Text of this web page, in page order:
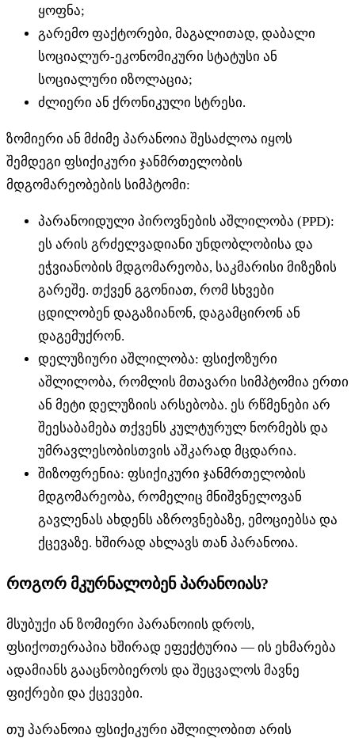
ყოფნა;
გარემო ფაქტორები, მაგალითად, დაბალი
სოციალურ-ეკონომიკური სტატუსი ან
სოციალური იზოლაცია;
ძლიერი ან ქრონიკული სტრესი.
ზომიერი ან მძიმე პარანოია შესაძლოა იყოს
შემდეგი ფსიქიკური ჯანმრთელობის
მდგომარეობების სიმპტომი:
პარანოიდული პიროვნების აშლილობა (PPD):
ეს არის გრძელვადიანი უნდობლობისა და
ეჭვიანობის მდგომარეობა, საკმარისი მიზეზის
გარეშე. თქვენ გგონიათ, რომ სხვები
ცდილობენ დაგაზიანონ, დაგამცირონ ან
დაგემუქრონ.
დელუზიური აშლილობა: ფსიქოზური
აშლილობა, რომლის მთავარი სიმპტომია ერთი
ან მეტი დელუზიის არსებობა. ეს რწმენები არ
შეესაბამება თქვენს კულტურულ ნორმებს და
უმრავლესობისთვის აშკარად მცდარია.
შიზოფრენია: ფსიქიკური ჯანმრთელობის
მდგომარეობა, რომელიც მნიშვნელოვან
გავლენას ახდენს აზროვნებაზე, ემოციებსა და
ქცევაზე. ხშირად ახლავს თან პარანოია.
როგორ მკურნალობენ პარანოიას?
მსუბუქი ან ზომიერი პარანოიის დროს,
ფსიქოთერაპია ხშირად ეფექტურია — ის ეხმარება
ადამიანს გააცნობიეროს და შეცვალოს მავნე
ფიქრები და ქცევები.
თუ პარანოია ფსიქიკური აშლილობით არის